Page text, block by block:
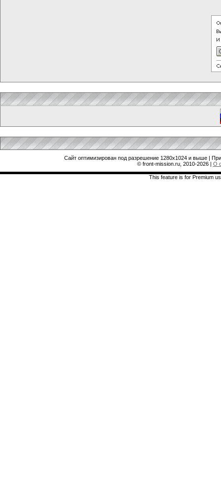
Сайт оптимизирован под разрешение 1280x1024 и выше |
© front-mission.ru, 2010-2026| О
This feature is for Premium